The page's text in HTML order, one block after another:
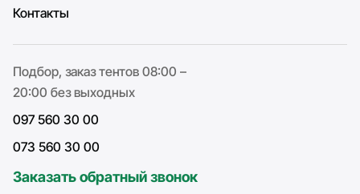
Контакты
Подбор, заказ тентов 08:00 –
20:00 без выходных
097 560 30 00
073 560 30 00
Заказать обратный звонок